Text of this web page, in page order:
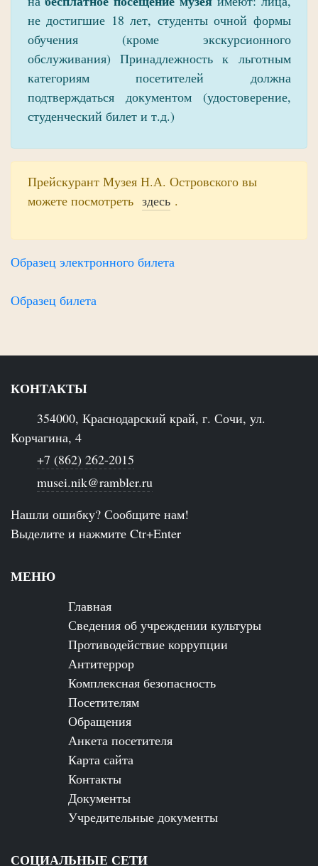
не достигшие 18 лет, студенты очной формы
обучения (кроме экскурсионного
обслуживания) Принадлежность к льготным
категориям посетителей должна
подтверждаться документом (удостоверение,
студенческий билет и т.д.)
Прейскурант Музея Н.А. Островского вы
можете посмотреть здесь.
Образец электронного билета
Образец билета
КОНТАКТЫ
354000, Краснодарский край, г. Сочи, ул.
Корчагина, 4
+7 (862) 262-2015
musei.nik@rambler.ru
Нашли ошибку? Сообщите нам!
Выделите и нажмите Ctr+Enter
МЕНЮ
Главная
Сведения об учреждении культуры
Противодействие коррупции
Антитеррор
Комплексная безопасность
Посетителям
Обращения
Анкета посетителя
Карта сайта
Контакты
Документы
Учредительные документы
СОЦИАЛЬНЫЕ СЕТИ